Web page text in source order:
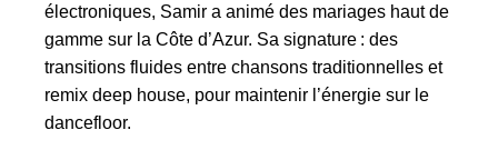
électroniques, Samir a animé des mariages haut de
gamme sur la Côte d’Azur. Sa signature : des
transitions fluides entre chansons traditionnelles et
remix deep house, pour maintenir l’énergie sur le
dancefloor.